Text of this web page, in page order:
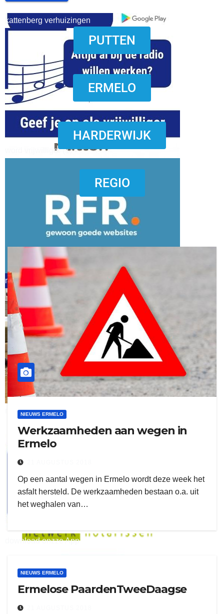
download onzze App
word vrijwilliger (1)
delangekortland
kattenberg verhuizingen
word vrijwilliger (1)
refreshed webdesign putten
ruitengaparket
download onzze App
PUTTEN
ERMELO
HARDERWIJK
REGIO
NIEUWS ERMELO
Werkzaamheden aan wegen in
Ermelo
Op een aantal wegen in Ermelo wordt deze week het
asfalt hersteld. De werkzaamheden bestaan o.a. uit
het weghalen van…
NIEUWS ERMELO
Ermelose PaardenTweeDaagse